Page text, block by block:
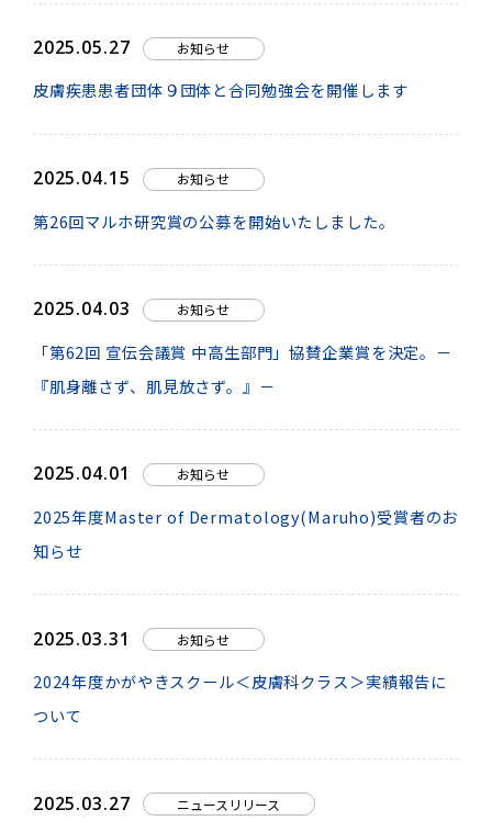
2025.05.27 お知らせ
皮膚疾患患者団体９団体と合同勉強会を開催します
2025.04.15 お知らせ
第26回マルホ研究賞の公募を開始いたしました。
2025.04.03 お知らせ
「第62回 宣伝会議賞 中高生部門」協賛企業賞を決定。－
『肌身離さず、肌見放さず。』－
2025.04.01 お知らせ
2025年度Master of Dermatology(Maruho)受賞者のお
知らせ
2025.03.31 お知らせ
2024年度かがやきスクール＜皮膚科クラス＞実績報告に
ついて
2025.03.27 ニュースリリース